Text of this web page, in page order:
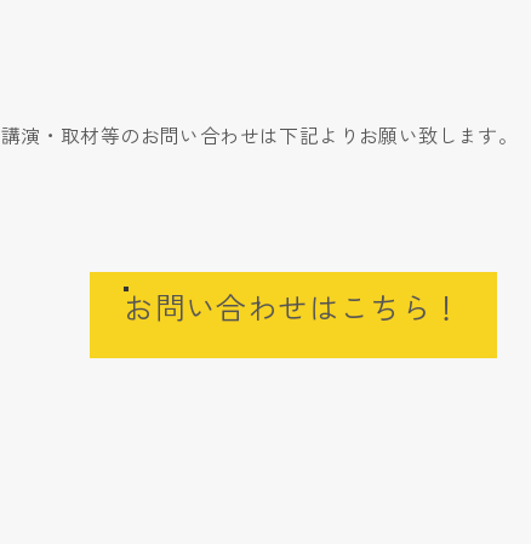
講演・取材等のお問い合わせは下記よりお願い致します。
お問い合わせはこちら！